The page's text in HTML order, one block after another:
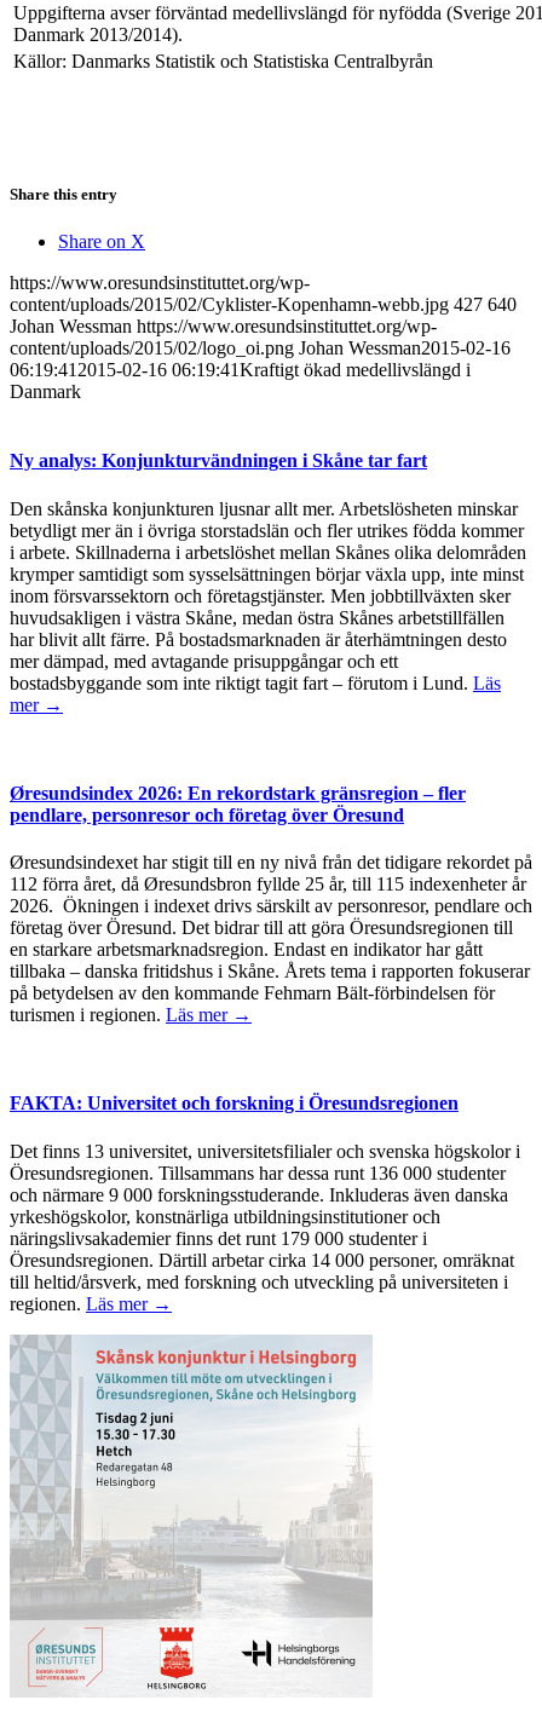
Uppgifterna avser förväntad medellivslängd för nyfödda (Sverige
Danmark 2013/2014).
Källor: Danmarks Statistik och Statistiska Centralbyrån
Share this entry
Share on X
https://www.oresundsinstituttet.org/wp-
content/uploads/2015/02/Cyklister-Kopenhamn-webb.jpg 427 640
Johan Wessman https://www.oresundsinstituttet.org/wp-
content/uploads/2015/02/logo_oi.png Johan Wessman2015-02-16
06:19:41 2015-02-16 06:19:41Kraftigt ökad medellivslängd i
Danmark
Ny analys: Konjunkturvändningen i Skåne tar fart
Den skånska konjunkturen ljusnar allt mer. Arbetslösheten minskar
betydligt mer än i övriga storstadslän och fler utrikes födda kommer
i arbete. Skillnaderna i arbetslöshet mellan Skånes olika delområden
krymper samtidigt som sysselsättningen börjar växla upp, inte minst
inom försvarssektorn och företagstjänster. Men jobbtillväxten sker
huvudsakligen i västra Skåne, medan östra Skånes arbetstillfällen
har blivit allt färre. På bostadsmarknaden är återhämtningen desto
mer dämpad, med avtagande prisuppgångar och ett
bostadsbyggande som inte riktigt tagit fart – förutom i Lund. Läs
mer →
Øresundsindex 2026: En rekordstark gränsregion – fler
pendlare, personresor och företag över Öresund
Øresundsindexet har stigit till en ny nivå från det tidigare rekordet på
112 förra året, då Øresundsbron fyllde 25 år, till 115 indexenheter år
2026. Ökningen i indexet drivs särskilt av personresor, pendlare och
företag över Öresund. Det bidrar till att göra Öresundsregionen till
en starkare arbetsmarknadsregion. Endast en indikator har gått
tillbaka – danska fritidshus i Skåne. Årets tema i rapporten fokuserar
på betydelsen av den kommande Fehmarn Bält-förbindelsen för
turismen i regionen. Läs mer →
FAKTA: Universitet och forskning i Öresundsregionen
Det finns 13 universitet, universitetsfilialer och svenska högskolor i
Öresundsregionen. Tillsammans har dessa runt 136 000 studenter
och närmare 9 000 forskningsstuderande. Inkluderas även danska
yrkeshögskolor, konstnärliga utbildningsinstitutioner och
näringslivsakademier finns det runt 179 000 studenter i
Öresundsregionen. Därtill arbetar cirka 14 000 personer, omräknat
till heltid/årsverk, med forskning och utveckling på universiteten i
regionen. Läs mer →